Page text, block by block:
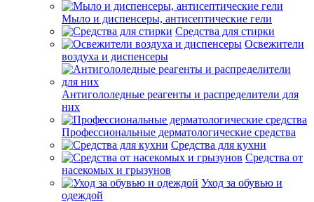
Мыло и диспенсеры, антисептические гели
Средства для стирки
Освежители
воздуха и диспенсеры
Антигололедные реагенты и распределители для
них
Профессиональные дерматологические средства
Средства для кухни
Средства от
насекомых и грызунов
Уход за обувью и
одеждой